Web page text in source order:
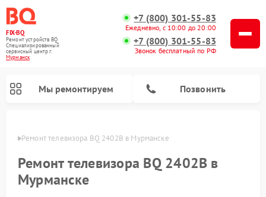
FIX-BQ
Ремонт устройств BQ
Специализированный
cервисный центр г.
Мурманск
+7 (800) 301-55-83
Ежедневно, с 10:00 до 20:00
+7 (800) 301-55-83
Звонок бесплатный по РФ
Мы ремонтируем Позвонить
Ремонт телевизора BQ 2402B в Мурманске
Ремонт телевизора BQ 2402B в
Мурманске